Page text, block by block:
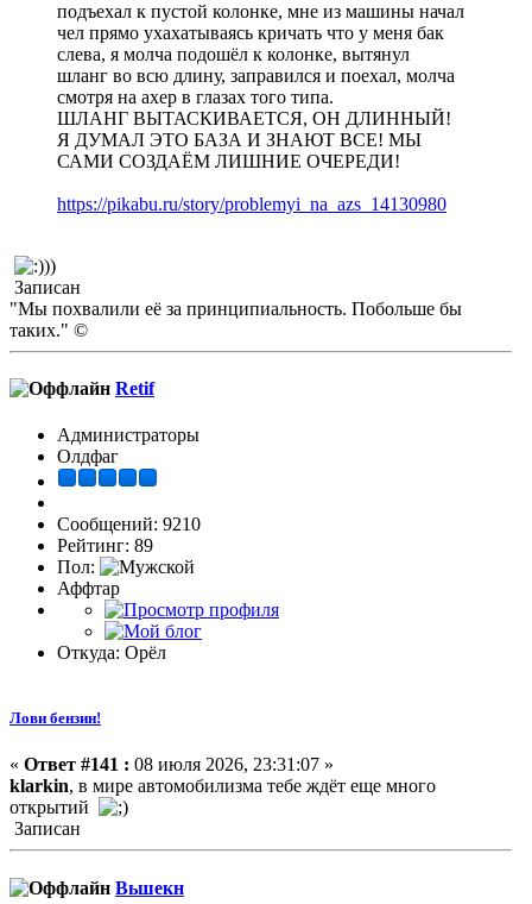
подъехал к пустой колонке, мне из машины начал
чел прямо ухахатываясь кричать что у меня бак
слева, я молча подошёл к колонке, вытянул
шланг во всю длину, заправился и поехал, молча
смотря на ахер в глазах того типа.
ШЛАНГ ВЫТАСКИВАЕТСЯ, ОН ДЛИННЫЙ!
Я ДУМАЛ ЭТО БАЗА И ЗНАЮТ ВСЕ! МЫ
САМИ СОЗДАЁМ ЛИШНИЕ ОЧЕРЕДИ!
https://pikabu.ru/story/problemyi_na_azs_14130980
Записан
"Мы похвалили её за принципиальность. Побольше бы
таких." ©
Retif
Администраторы
Олдфаг
Сообщений: 9210
Рейтинг: 89
Пол:
Аффтар
Откуда: Орёл
Лови бензин!
« Ответ #141 : 08 июля 2026, 23:31:07 »
klarkin, в мире автомобилизма тебе ждёт еще много
открытий
Записан
Вьшекн